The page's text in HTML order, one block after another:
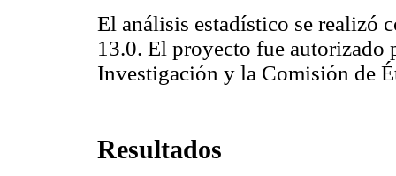
El análisis estadístico se realizó
13.0. El proyecto fue
Investigación y la Comisión de
Resultados